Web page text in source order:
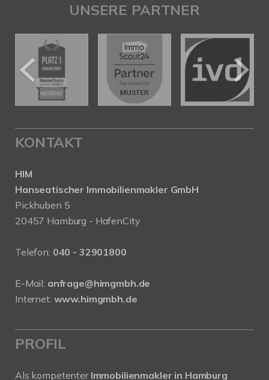
UNSERE PARTNER
KONTAKT
HIM
Hanseatischer Immobilienmakler GmbH
Pickhuben 5
20457 Hamburg - HafenCity
Telefon: 040 - 32901800
E-Mail: anfrage@himgmbh.de
Internet: www.himgmbh.de
PROFIL
Als kompetenter Immobilienmakler in Hamburg